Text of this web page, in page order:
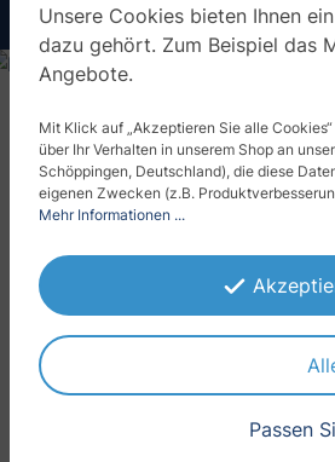
Unsere Cookies bieten Ihnen
dazu gehört. Zum Beispiel das
Angebote.
Mit Klick auf „Akzeptieren Sie alle
über Ihr Verhalten in unserem Shop an
Schöppingen, Deutschland), die diese
eigenen Zwecken (z.B.
Mehr Informationen ...
Passen